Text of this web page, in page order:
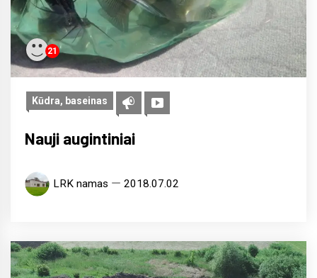
21
Kūdra, baseinas
Nauji augintiniai
LRK namas 2018.07.02